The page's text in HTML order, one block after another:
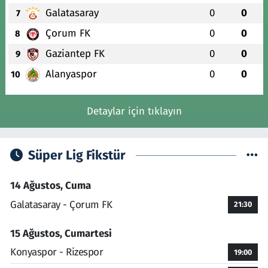
7 Galatasaray 0 0
8 Çorum FK 0 0
9 Gaziantep FK 0 0
10 Alanyaspor 0 0
Detaylar için tıklayın
Süper Lig Fikstür
14 Ağustos, Cuma
Galatasaray - Çorum FK
21:30
15 Ağustos, Cumartesi
Konyaspor - Rizespor
19:00